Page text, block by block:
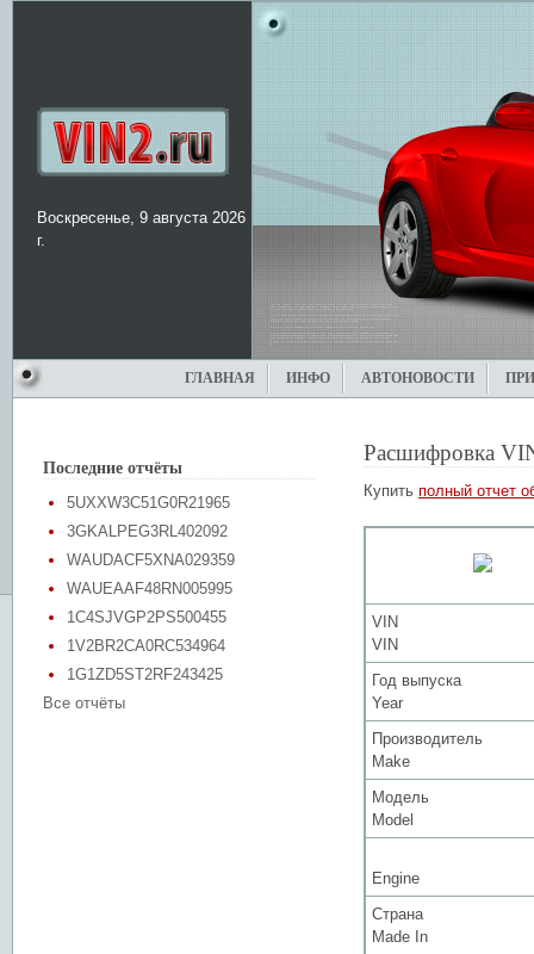
Воскресенье, 9 августа 2026
г.
ГЛАВНАЯ ИНФО АВТОНОВОСТИ
Последние отчёты
5UXXW3C51G0R21965
3GKALPEG3RL402092
WAUDACF5XNA029359
WAUEAAF48RN005995
1C4SJVGP2PS500455
1V2BR2CA0RC534964
1G1ZD5ST2RF243425
Все отчёты
Расшифровка
Купить полный отчет
VIN
VIN
Год выпуска
Year
Производитель
Make
Модель
Model
Engine
Страна
Made In